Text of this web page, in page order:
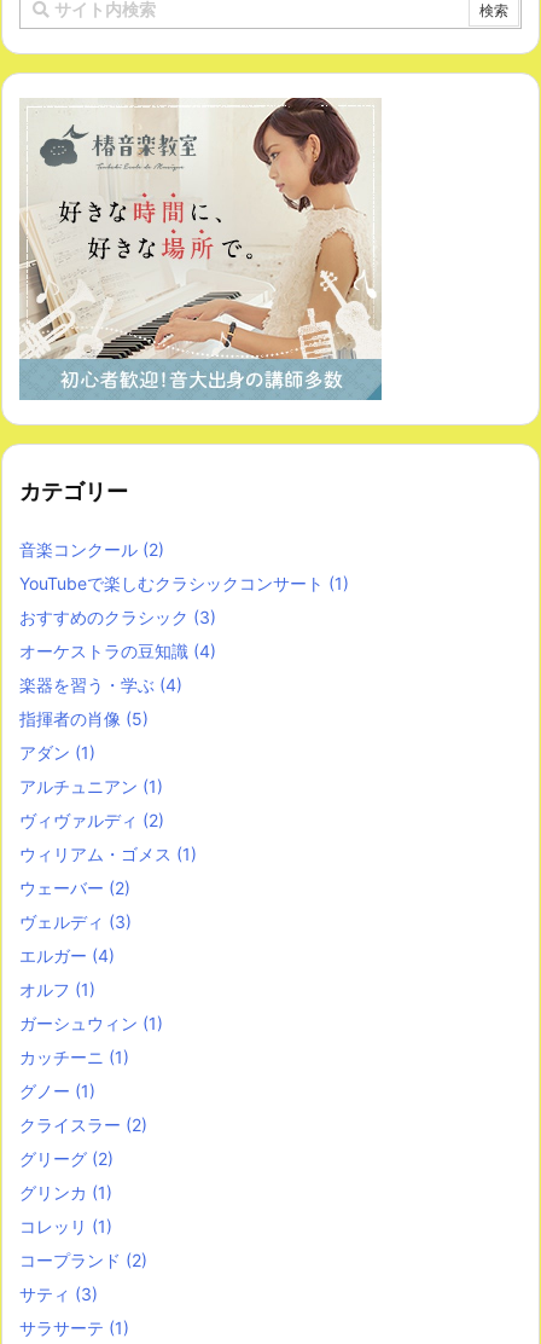
カテゴリー
音楽コンクール (2)
YouTubeで楽しむクラシックコンサート (1)
おすすめのクラシック (3)
オーケストラの豆知識 (4)
楽器を習う・学ぶ (4)
指揮者の肖像 (5)
アダン (1)
アルチュニアン (1)
ヴィヴァルディ (2)
ウィリアム・ゴメス (1)
ウェーバー (2)
ヴェルディ (3)
エルガー (4)
オルフ (1)
ガーシュウィン (1)
カッチーニ (1)
グノー (1)
クライスラー (2)
グリーグ (2)
グリンカ (1)
コレッリ (1)
コープランド (2)
サティ (3)
サラサーテ (1)